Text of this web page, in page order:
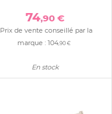
74,90 €
Prix de vente conseillé par la
marque : 104,90 €
En stock